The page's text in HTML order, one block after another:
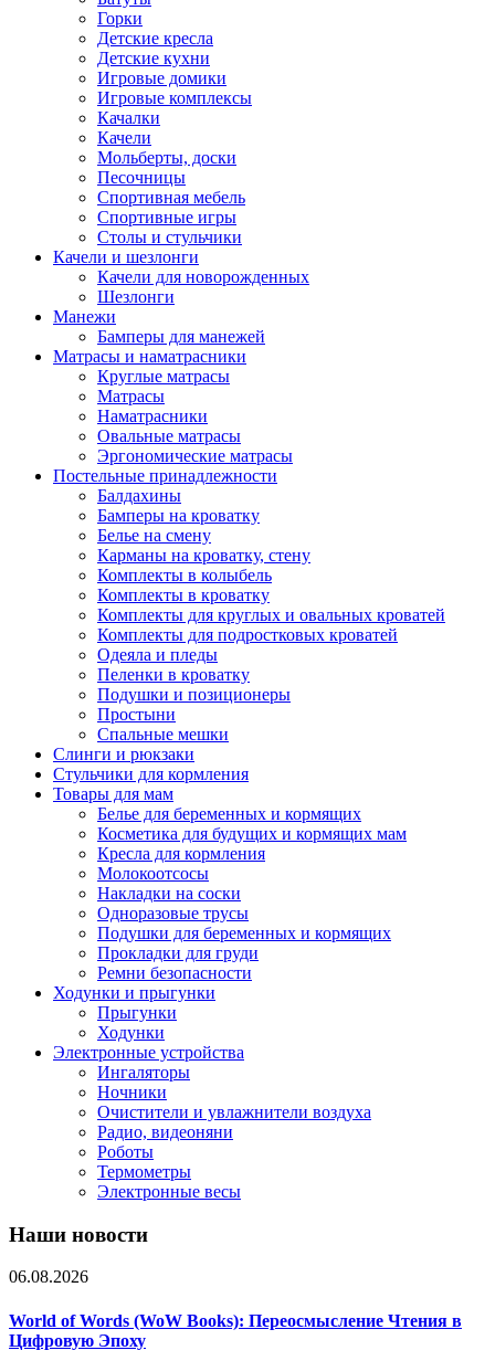
Горки
Детские кресла
Детские кухни
Игровые домики
Игровые комплексы
Качалки
Качели
Мольберты, доски
Песочницы
Спортивная мебель
Спортивные игры
Столы и стульчики
Качели и шезлонги
Качели для новорожденных
Шезлонги
Манежи
Бамперы для манежей
Матрасы и наматрасники
Круглые матрасы
Матрасы
Наматрасники
Овальные матрасы
Эргономические матрасы
Постельные принадлежности
Балдахины
Бамперы на кроватку
Белье на смену
Карманы на кроватку, стену
Комплекты в колыбель
Комплекты в кроватку
Комплекты для круглых и овальных кроватей
Комплекты для подростковых кроватей
Одеяла и пледы
Пеленки в кроватку
Подушки и позиционеры
Простыни
Спальные мешки
Слинги и рюкзаки
Стульчики для кормления
Товары для мам
Белье для беременных и кормящих
Косметика для будущих и кормящих мам
Кресла для кормления
Молокоотсосы
Накладки на соски
Одноразовые трусы
Подушки для беременных и кормящих
Прокладки для груди
Ремни безопасности
Ходунки и прыгунки
Прыгунки
Ходунки
Электронные устройства
Ингаляторы
Ночники
Очистители и увлажнители воздуха
Радио, видеоняни
Роботы
Термометры
Электронные весы
Наши новости
06.08.2026
World of Words (WoW Books): Переосмысление Чтения в
Цифровую Эпоху